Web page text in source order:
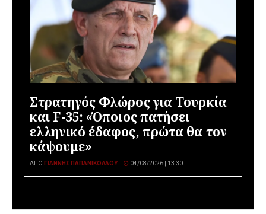
Στρατηγός Φλώρος για Τουρκία
και F-35: «Όποιος πατήσει
ελληνικό έδαφος, πρώτα θα τον
κάψουμε»
ΑΠΌ ΓΙΆΝΝΗΣ ΠΑΠΑΝΙΚΟΛΆΟΥ 04/08/2026 | 13:30